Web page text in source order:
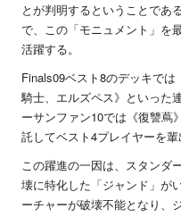
とが判明するということであ
で、この「モニュメント」を
活躍する。
Finals09ベスト8のデッキで
騎士、エルズペス》といった
ーサンファン10では《復讐蔦
託してベスト4プレイヤーを輩
この躍進の一因は、スタンダ
壊に特化した「ジャンド」が
ーチャーが破壊不能となり、